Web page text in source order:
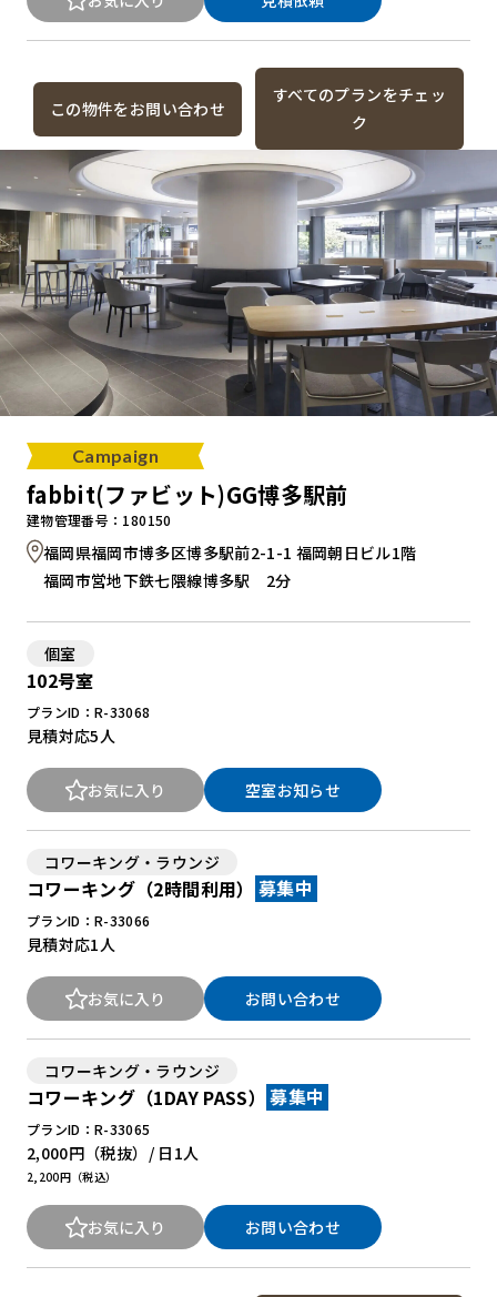
この物件をお問い合わせ
すべてのプランをチェッ
ク
Campaign
fabbit(ファビット)GG博多駅前
建物管理番号：180150
福岡県福岡市博多区博多駅前2-1-1 福岡朝日ビル1階
福岡市営地下鉄七隈線博多駅 2分
個室
102号室
プランID：R-33068
見積対応5人
お気に入り 空室お知らせ
コワーキング・ラウンジ
コワーキング（2時間利用） 募集中
プランID：R-33066
見積対応1人
お気に入り お問い合わせ
コワーキング・ラウンジ
コワーキング（1DAY PASS） 募集中
プランID：R-33065
2,000円 （税抜）/ 日
2,200円（税込）
1人
お気に入り お問い合わせ